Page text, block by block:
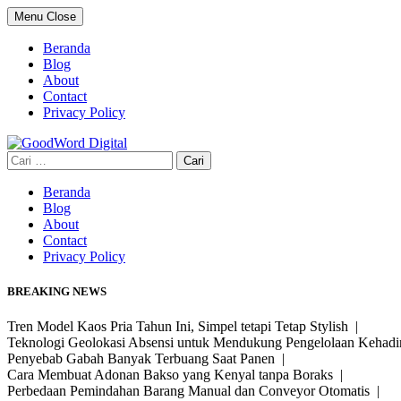
Skip
to
content
Menu Close
Beranda
Blog
About
Contact
Privacy Policy
Cari
untuk:
Beranda
Blog
About
Contact
Privacy Policy
BREAKING NEWS
Tren Model Kaos Pria Tahun Ini, Simpel tetapi Tetap Stylish |
Teknologi Geolokasi Absensi untuk Mendukung Pengelolaan
Penyebab Gabah Banyak Terbuang Saat Panen |
Cara Membuat Adonan Bakso yang Kenyal tanpa Boraks |
Perbedaan Pemindahan Barang Manual dan Conveyor Otomatis |